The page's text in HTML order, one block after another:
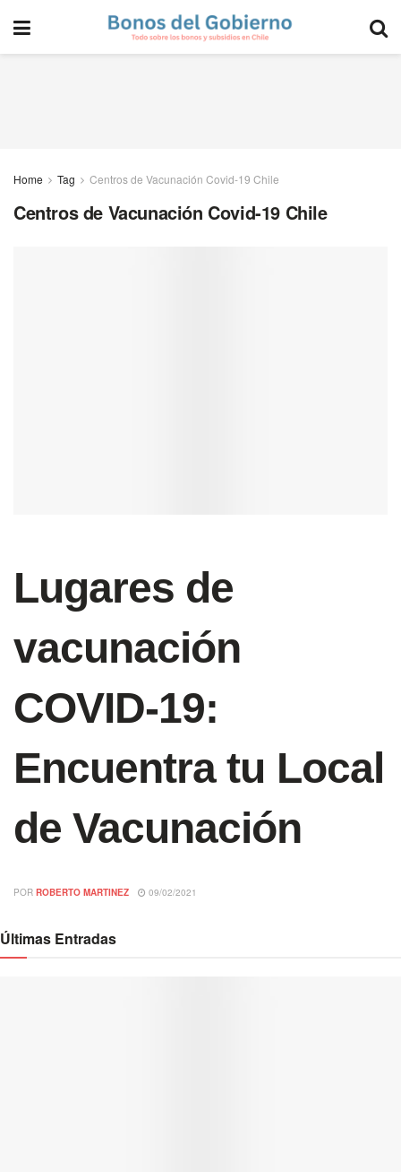
Home Tag Centros de Vacunación Covid-19 Chile
Centros de Vacunación Covid-19 Chile
Lugares de
vacunación
COVID-19:
Encuentra tu Local
de Vacunación
POR ROBERTO MARTINEZ 09/02/2021
Últimas Entradas